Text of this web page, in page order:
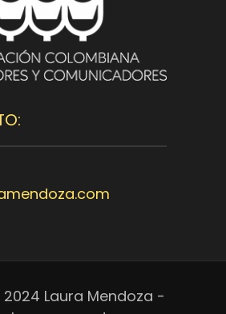
Laura Mendoza -